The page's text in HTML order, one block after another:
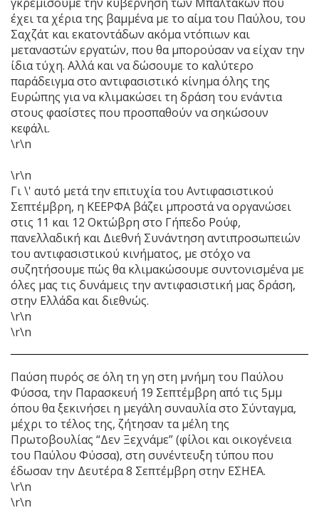
έχει τα χέρια της βαμμένα με το αίμα του Παύλου, του
Σαχζάτ και εκατοντάδων ακόμα ντόπιων και
μεταναστών εργατών, που θα μπορούσαν να είχαν την
ίδια τύχη. Αλλά και να δώσουμε το καλύτερο
παράδειγμα στο αντιφασιστικό κίνημα όλης της
Ευρώπης για να κλιμακώσει τη δράση του ενάντια
στους φασίστες που προσπαθούν να σηκώσουν
κεφάλι.
\r\n
\r\n
Γι \' αυτό μετά την επιτυχία του Αντιφασιστικού
Σεπτέμβρη, η ΚΕΕΡΦΑ βάζει μπροστά να οργανώσει
στις 11 και 12 Οκτώβρη στο Γήπεδο Ρούφ,
πανελλαδική και Διεθνή Συνάντηση αντιπροσωπειών
του αντιφασιστικού κινήματος, με στόχο να
συζητήσουμε πώς θα κλιμακώσουμε συντονισμένα με
όλες μας τις δυνάμεις την αντιφασιστική μας δράση,
στην Ελλάδα και διεθνώς.
\r\n
\r\n
Παύση πυρός σε όλη τη γη στη μνήμη του Παύλου
Φύσσα, την Παρασκευή 19 Σεπτέμβρη από τις 5μμ
όπου θα ξεκινήσει η μεγάλη συναυλία στο Σύνταγμα,
μέχρι το τέλος της, ζήτησαν τα μέλη της
Πρωτοβουλίας “Δεν Ξεχνάμε” (φίλοι και οικογένεια
του Παύλου Φύσσα), στη συνέντευξη τύπου που
έδωσαν την Δευτέρα 8 Σεπτέμβρη στην ΕΣΗΕΑ.
\r\n
\r\n